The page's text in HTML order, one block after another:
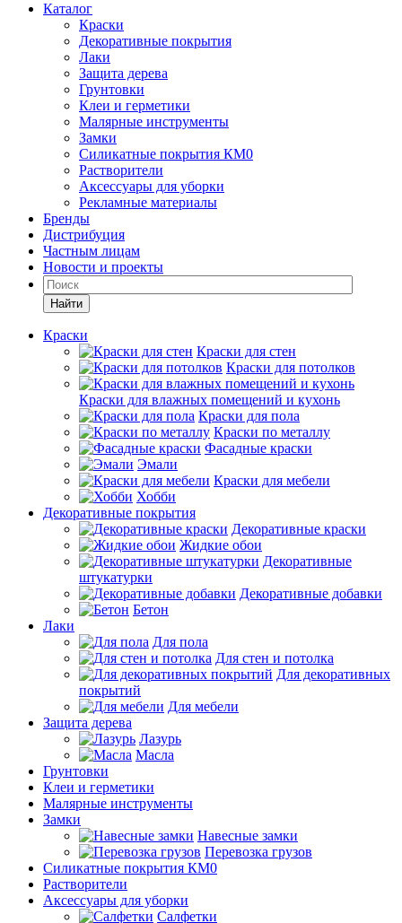
Каталог
Краски
Декоративные покрытия
Лаки
Защита дерева
Грунтовки
Клеи и герметики
Малярные инструменты
Замки
Силикатные покрытия КМ0
Растворители
Аксессуары для уборки
Рекламные материалы
Бренды
Дистрибуция
Частным лицам
Новости и проекты
Найти
Краски
Краски для стен
Краски для потолков
Краски для влажных помещений и кухонь
Краски для пола
Краски по металлу
Фасадные краски
Эмали
Краски для мебели
Хобби
Декоративные покрытия
Декоративные краски
Жидкие обои
Декоративные
штукатурки
Декоративные добавки
Бетон
Лаки
Для пола
Для стен и потолка
Для декоративных
покрытий
Для мебели
Защита дерева
Лазурь
Масла
Грунтовки
Клеи и герметики
Малярные инструменты
Замки
Навесные замки
Перевозка грузов
Силикатные покрытия КМ0
Растворители
Аксессуары для уборки
Салфетки